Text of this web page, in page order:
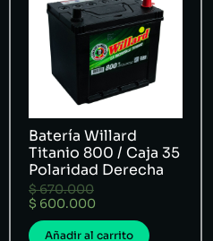
Batería Willard
Titanio 800 / Caja 35
Polaridad Derecha
$670.000
$ 600.000
Añadir al carrito